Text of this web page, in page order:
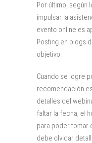
Por último, según
impulsar la
evento online es
Posting en blogs
objetivo.
Cuando se logre
recomendación
detalles del
faltar la fecha, el
para poder tomar
debe olvidar